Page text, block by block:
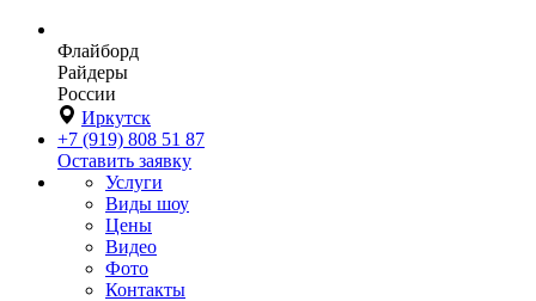
Флайборд
Райдеры
России
Иркутск
+7 (919) 808 51 87
Оставить заявку
Услуги
Виды шоу
Цены
Видео
Фото
Контакты